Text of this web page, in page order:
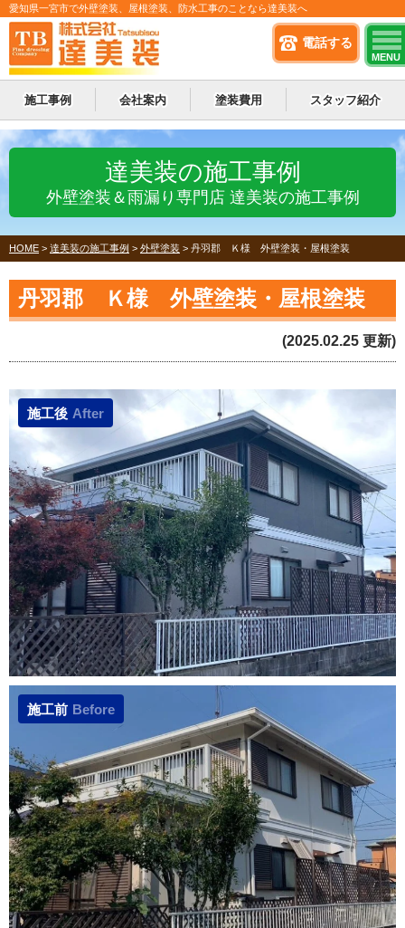
電話する
MENU
愛知県一宮市で外壁塗装、屋根塗装、防水工事のことなら達美装へ
施工事例 会社案内 塗装費用 スタッフ紹介
達美装の施工事例
外壁塗装＆雨漏り専門店 達美装の施工事例
HOME > 達美装の施工事例 > 外壁塗装 > 丹羽郡 Ｋ様 外壁塗装・屋根塗装
丹羽郡 Ｋ様 外壁塗装・屋根塗装
(2025.02.25 更新)
施工後 After
施工前 Before